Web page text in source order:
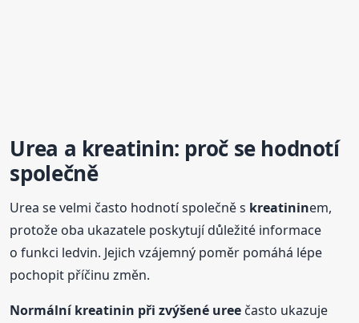
Urea a kreatinin: proč se hodnotí
společně
Urea se velmi často hodnotí společně s kreatininem,
protože oba ukazatele poskytují důležité informace
o funkci ledvin. Jejich vzájemný poměr pomáhá lépe
pochopit příčinu změn.
Normálníkreatinin při zvýšené uree často ukazuje